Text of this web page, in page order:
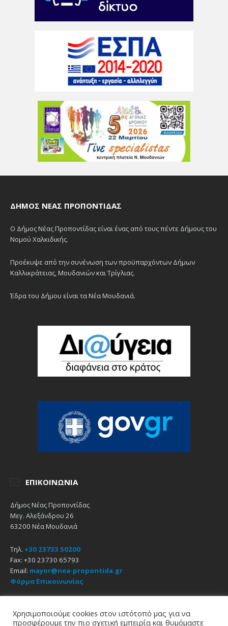
ΔΉΜΟΣ ΝΈΑΣ ΠΡΟΠΟΝΤΊΔΑΣ
Ο Δήμος Νέας Προποντίδας είναι ένας από τους πέντε Δήμους του
Νομού Χαλκιδικής.
Προέκυψε από την συνένωση των προϋπαρχόντων Δήμων
Καλλικράτειας, Μουδανιών και Τρίγλιας.
Έδρα του Δήμου είναι τα Νέα Μουδανιά.
ΕΠΙΚΟΙΝΩΝΊΑ
Δήμος Νέας Προποντίδας
Μεγ. Αλεξάνδρου 26
63200 Νέα Μουδανιά
Τηλ. +30 23733 50200
Fax: +30 23730 65793
Email: mayor@nea-propontida.gr
Φόρμα Επικοινωνίας
Χρησιμοποιούμε cookies στον ιστότοπό μας για να
προσφέρουμε την πιο σχετική εμπειρία και θυμόμαστε